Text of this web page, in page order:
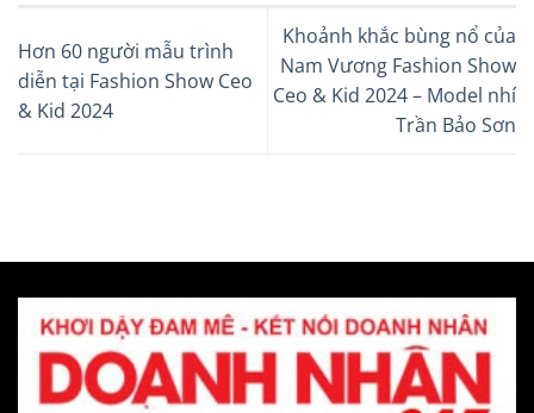
Hơn 60 người mẫu trình
diễn tại Fashion Show Ceo
& Kid 2024
Khoảnh khắc bùng nổ của
Nam Vương Fashion Show
Ceo & Kid 2024 – Model nhí
Trần Bảo Sơn